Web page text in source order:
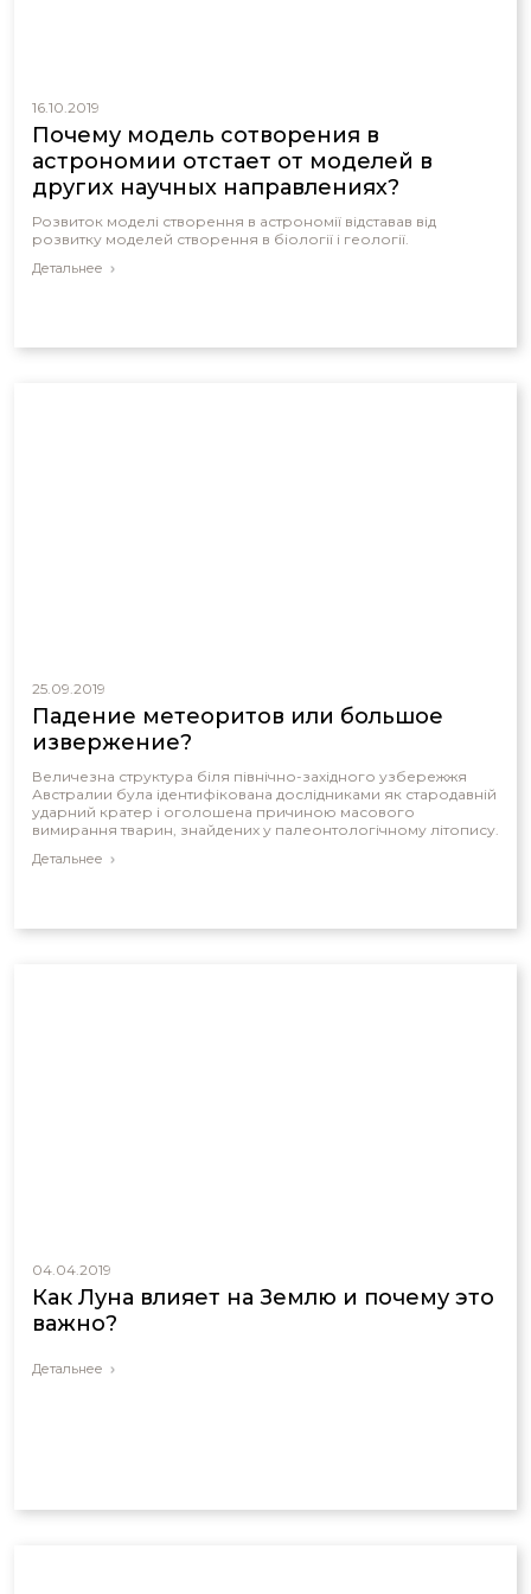
16.10.2019
Почему модель сотворения в
астрономии отстает от моделей в
других научных направлениях?
Розвиток моделі створення в астрономії відставав від
розвитку моделей створення в біології і геології.
Детальнее
25.09.2019
Падение метеоритов или большое
извержение?
Величезна структура біля північно-західного узбережжя
Австралии була ідентифікована дослідниками як стародавній
ударний кратер і оголошена причиною масового
вимирання тварин, знайдених у палеонтологічному літопису.
Детальнее
04.04.2019
Как Луна влияет на Землю и почему это
важно?
Детальнее